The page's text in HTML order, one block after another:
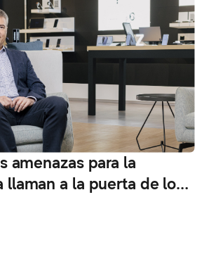
amenazas para la
llaman a la puerta de los